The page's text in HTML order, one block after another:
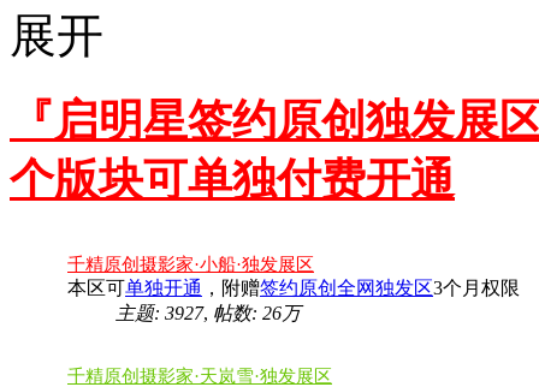
『启明星签约原创独发展
个版块可单独付费开通
千精原创摄影家·小船·独发展区
本区可单独开通 ，附赠签约原创全网独发区3个月权限
主题: 3927, 帖数: 26万
千精原创摄影家·天岚雪·独发展区